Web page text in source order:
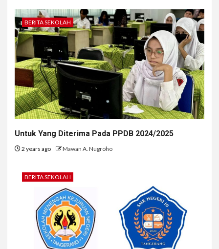
BERITA SEKOLAH
Untuk Yang Diterima Pada PPDB 2024/2025
2 years ago Mawan A. Nugroho
BERITA SEKOLAH